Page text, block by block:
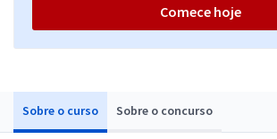
Sobre o curso Sobre o concurso
Comece hoje